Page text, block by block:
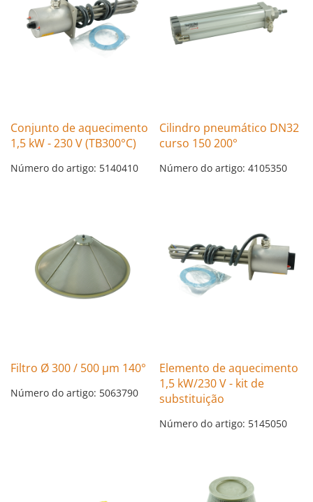
Conjunto de aquecimento
1,5 kW - 230 V (TB300°C)
Número do artigo: 5140410
Cilindro pneumático DN32
curso 150 200°
Número do artigo: 4105350
Filtro Ø 300 / 500 µm 140°
Número do artigo: 5063790
Elemento de aquecimento
1,5 kW/230 V - kit de
substituição
Número do artigo: 5145050